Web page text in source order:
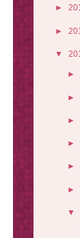
►
►
▼
►
►
►
►
►
►
▼